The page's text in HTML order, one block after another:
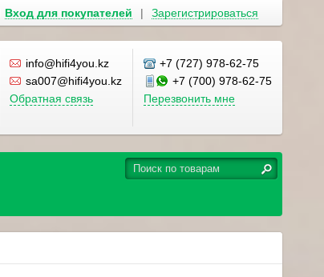
Вход для покупателей | Зарегистрироваться
info@hifi4you.kz
sa007@hifi4you.kz
Обратная связь
+7 (727) 978-62-75
+7 (700) 978-62-75
Перезвонить мне